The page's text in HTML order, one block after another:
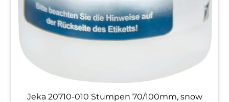
Jeka 20710-010 Stumpen 70/100mm, snow